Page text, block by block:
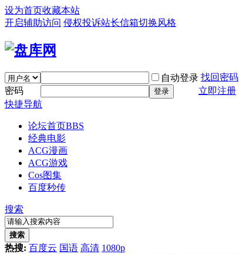
设为首页收藏本站
开启辅助访问 侵权投诉站长信箱切换风格
自动登录 找回密码
密码
登录
立即注册
快捷导航
论坛首页BBS
经典电影
ACG漫画
ACG游戏
Cos图集
百度秒传
搜索
搜索
热搜: 百度云 国语 高清 1080p